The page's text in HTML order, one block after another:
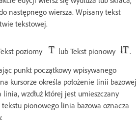
następnego wiersza. Wpisany tekst
tekstowej.
poziomy lub Tekst pionowy
.
punkt początkowy wpisywanego
kursorze określa położenie linii bazowej
wzdłuż której jest umieszczany
pionowego linia bazowa oznacza